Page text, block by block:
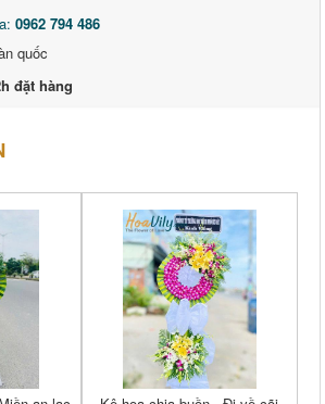
0962 794 486
quốc
đặt hàng